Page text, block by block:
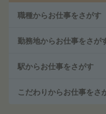
職種からお仕事をさがす
勤務地からお仕事をさが
駅からお仕事をさがす
こだわりからお仕事をさ